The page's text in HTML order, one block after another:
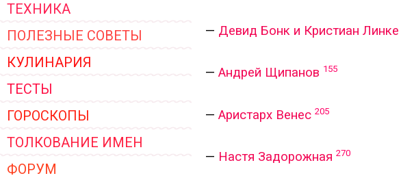
ТЕХНИКА
ПОЛЕЗНЫЕ СОВЕТЫ
КУЛИНАРИЯ
ТЕСТЫ
ГОРОСКОПЫ
ТОЛКОВАНИЕ ИМЕН
ФОРУМ
— Девид Бонк и Кристиан Линке
— Андрей Щипанов 155
— Аристарх Венес 205
— Настя Задорожная 270